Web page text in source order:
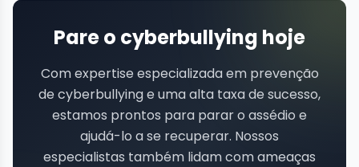
Pare o cyberbullying hoje
Com expertise especializada em prevenção
de cyberbullying e uma alta taxa de sucesso,
estamos prontos para parar o assédio e
ajudá-lo a se recuperar. Nossos
especialistas também lidam com ameaças